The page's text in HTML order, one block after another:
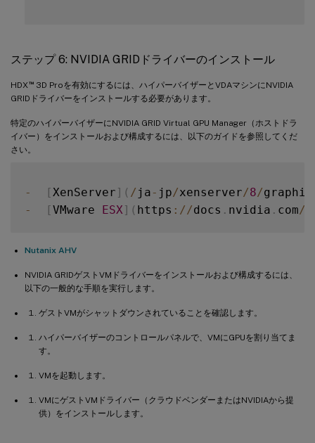
ステップ 6: NVIDIA GRIDドライバーのインストール
HDX™3D Proを有効にするには、ハイパーバイザーとVDAマシンにNVIDIA
GRIDドライバーをインストールする必要があります。
特定のハイパーバイザーにNVIDIA GRID Virtual GPU Manager（ホストドラ
イバー）をインストールおよび構成するには、以下のガイドを参照してくだ
さい。
- [XenServer ] ( / ja - jp/xenserver/8/
-
[VMware ESX] ( https : //docs . nvidia . com/
Nutanix AHV
NVIDIA GRIDゲストVMドライバーをインストールおよび構成するには、
以下の一般的な手順を実行します。
ゲストVMがシャットダウンされていることを確認します。
ハイパーバイザーのコントロールパネルで、VMにGPUを割り当てま
す。
VMを起動します。
VMにゲストVMドライバー（クラウドベンダーまたはNVIDIAから提
供）をインストールします。